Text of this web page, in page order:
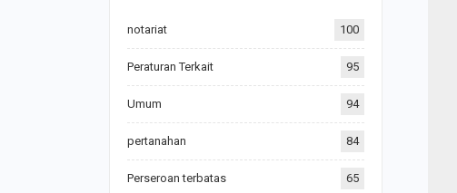
notariat 100
Peraturan Terkait 95
Umum 94
pertanahan 84
Perseroan terbatas 65